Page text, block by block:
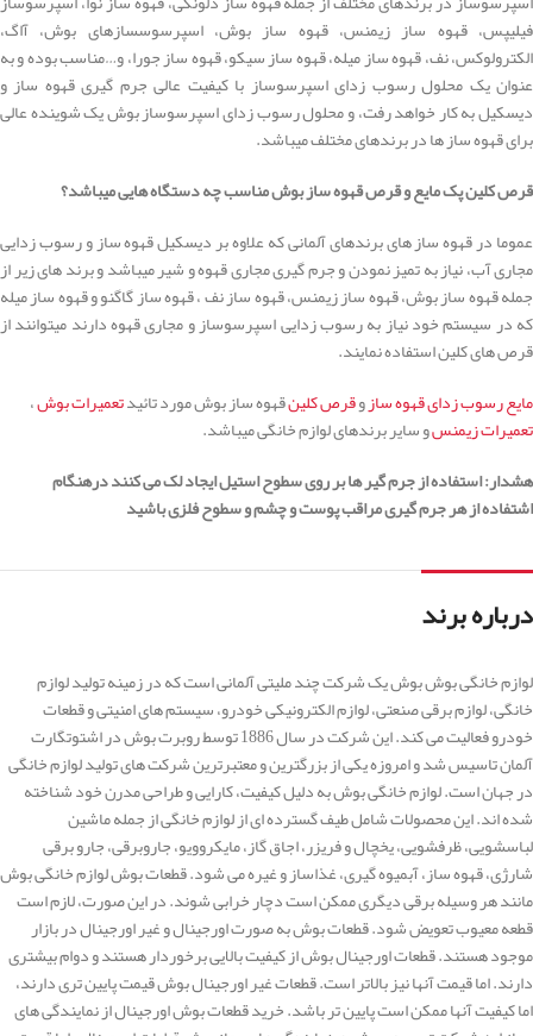
فیلیپس، قهوه ساز زیمنس، قهوه ساز بوش، اسپرسوسسازهای بوش، آاگ،
الکترولوکس، نف، قهوه ساز میله، قهوه ساز سیکو، قهوه ساز جورا، و…مناسب بوده و به
عنوان یک محلول رسوب زدای اسپرسوساز با کیفیت عالی جرم گیری قهوه ساز و
دیسکیل به کار خواهد رفت، و محلول رسوب زدای اسپرسوساز بوش یک شوینده عالی
برای قهوه ساز ها در برندهای مختلف میباشد.
قرص کلین پک مایع و قرص قهوه ساز بوش مناسب چه دستگاه هایی میباشد؟
عموما در قهوه ساز های برندهای آلمانی که علاوه بر دیسکیل قهوه ساز و رسوب زدایی
مجاری آب، نیاز به تمیز نمودن و جرم گیری مجاری قهوه و شیر میباشد و برند های زیر از
جمله قهوه ساز بوش، قهوه ساز زیمنس، قهوه ساز نف ، قهوه ساز گاگنو و قهوه ساز میله
که در سیستم خود نیاز به رسوب زدایی اسپرسوساز و مجاری قهوه دارند میتوانند از
قرص های کلین استفاده نمایند.
مایع رسوب زدای قهوه سازوقرص کلینقهوه ساز بوش مورد تائیدتعمیرات بوش،
تعمیرات زیمنسو سایر برندهای لوازم خانگی میباشد.
هشدار: استفاده از جرم گیر ها بر روی سطوح استیل ایجاد لک می کنند درهنگام
اشتفاده از هر جرم گیری مراقب پوست و چشم و سطوح فلزی باشید
درباره برند
لوازم خانگی بوش بوش یک شرکت چند ملیتی آلمانی است که در زمینه تولید لوازم
خانگی، لوازم برقی صنعتی، لوازم الکترونیکی خودرو، سیستم های امنیتی و قطعات
خودرو فعالیت می کند. این شرکت در سال 1886 توسط روبرت بوش در اشتوتگارت
آلمان تاسیس شد و امروزه یکی از بزرگترین و معتبرترین شرکت های تولید لوازم خانگی
در جهان است. لوازم خانگی بوش به دلیل کیفیت، کارایی و طراحی مدرن خود شناخته
شده اند. این محصولات شامل طیف گسترده ای از لوازم خانگی از جمله ماشین
لباسشویی، ظرفشویی، یخچال و فریزر، اجاق گاز، مایکروویو، جاروبرقی، جارو برقی
شارژی، قهوه ساز، آبمیوه گیری، غذاساز و غیره می شود. قطعات بوش لوازم خانگی بوش
مانند هر وسیله برقی دیگری ممکن است دچار خرابی شوند. در این صورت، لازم است
قطعه معیوب تعویض شود. قطعات بوش به صورت اورجینال و غیر اورجینال در بازار
موجود هستند. قطعات اورجینال بوش از کیفیت بالایی برخوردار هستند و دوام بیشتری
دارند. اما قیمت آنها نیز بالاتر است. قطعات غیر اورجینال بوش قیمت پایین تری دارند،
اما کیفیت آنها ممکن است پایین تر باشد. خرید قطعات بوش اورجینال از نمایندگی های